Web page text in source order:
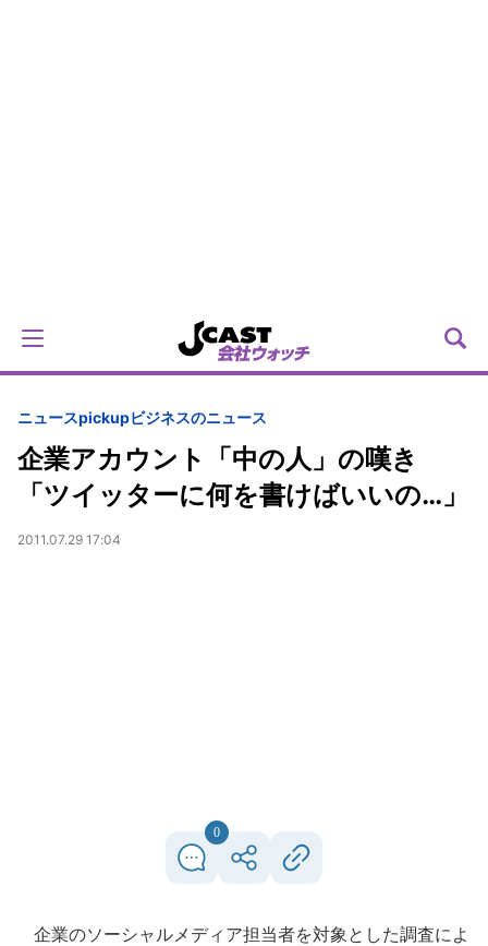
ニュースpickupビジネスのニュース
企業アカウント「中の人」の嘆き
「ツイッターに何を書けばいいの…」
2011.07.29 17:04
0
企業のソーシャルメディア担当者を対象とした調査によ